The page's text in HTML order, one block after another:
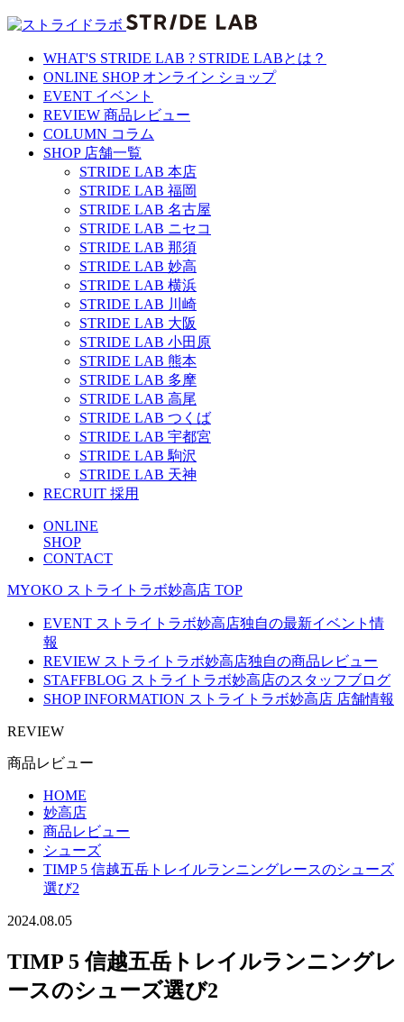
WHAT'S STRIDE LAB ? STRIDE LABとは？
ONLINE SHOP オンライン ショップ
EVENT イベント
REVIEW 商品レビュー
COLUMN コラム
SHOP 店舗一覧
STRIDE LAB 本店
STRIDE LAB 福岡
STRIDE LAB 名古屋
STRIDE LAB ニセコ
STRIDE LAB 那須
STRIDE LAB 妙高
STRIDE LAB 横浜
STRIDE LAB 川崎
STRIDE LAB 大阪
STRIDE LAB 小田原
STRIDE LAB 熊本
STRIDE LAB 多摩
STRIDE LAB 高尾
STRIDE LAB つくば
STRIDE LAB 宇都宮
STRIDE LAB 駒沢
STRIDE LAB 天神
RECRUIT 採用
ONLINE
SHOP
CONTACT
MYOKO ストライトラボ妙高店 TOP
EVENT ストライトラボ妙高店独自の最新イベント情
報
REVIEW ストライトラボ妙高店独自の商品レビュー
STAFFBLOG ストライトラボ妙高店のスタッフブログ
SHOP INFORMATION ストライトラボ妙高店 店舗情報
REVIEW
商品レビュー
HOME
妙高店
商品レビュー
シューズ
TIMP 5 信越五岳トレイルランニングレースのシューズ
選び2
2024.08.05
TIMP 5 信越五岳トレイルランニングレ
ースのシューズ選び2